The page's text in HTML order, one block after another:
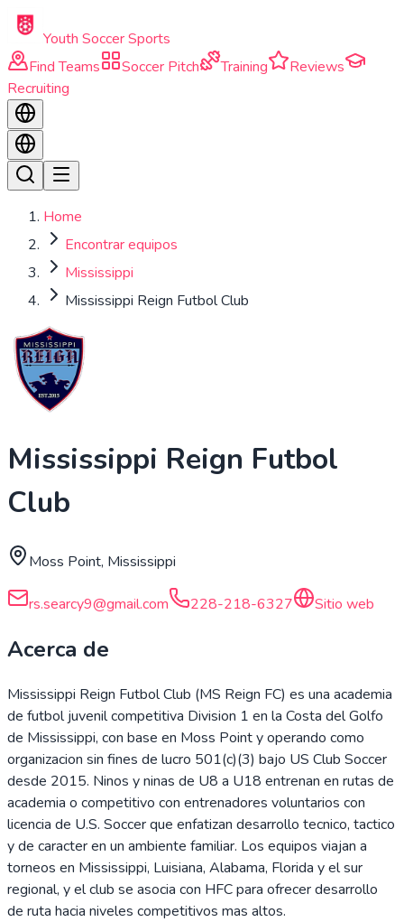
Skip to main content
Youth Soccer Sports
Find Teams
Soccer Pitch Training
Reviews
Recruiting
Home
Encontrar equipos
Mississippi
Mississippi Reign Futbol Club
Mississippi Reign Futbol
Club
Moss Point, Mississippi
rs.searcy9@gmail.com 228-218-6327 Sitio web
Acerca de
Mississippi Reign Futbol Club (MS Reign FC) es una academia
de futbol juvenil competitiva Division 1 en la Costa del Golfo
de Mississippi, con base en Moss Point y operando como
organizacion sin fines de lucro 501(c)(3) bajo US Club Soccer
desde 2015. Ninos y ninas de U8 a U18 entrenan en rutas de
academia o competitivo con entrenadores voluntarios con
licencia de U.S. Soccer que enfatizan desarrollo tecnico, tactico
y de caracter en un ambiente familiar. Los equipos viajan a
torneos en Mississippi, Luisiana, Alabama, Florida y el sur
regional, y el club se asocia con HFC para ofrecer desarrollo
de ruta hacia niveles competitivos mas altos.